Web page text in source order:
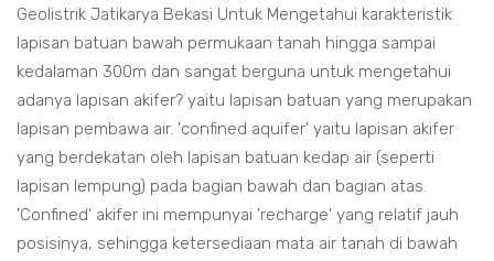
Geolistrik Jatikarya Bekasi Untuk Mengetahui karakteristik
lapisan batuan bawah permukaan tanah hingga sampai
kedalaman 300m dan sangat berguna untuk mengetahui
adanya lapisan akifer? yaitu lapisan batuan yang merupakan
lapisan pembawa air. 'confined aquifer' yaitu lapisan akifer
yang berdekatan oleh lapisan batuan kedap air (seperti
lapisan lempung) pada bagian bawah dan bagian atas.
'Confined' akifer ini mempunyai 'recharge' yang relatif jauh
posisinya, sehingga ketersediaan mata air tanah di bawah